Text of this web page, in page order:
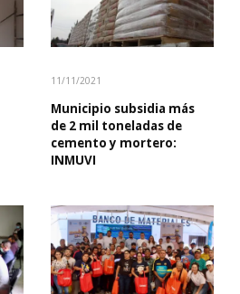
11/11/2021
Municipio subsidia más
de 2 mil toneladas de
cemento y mortero:
INMUVI